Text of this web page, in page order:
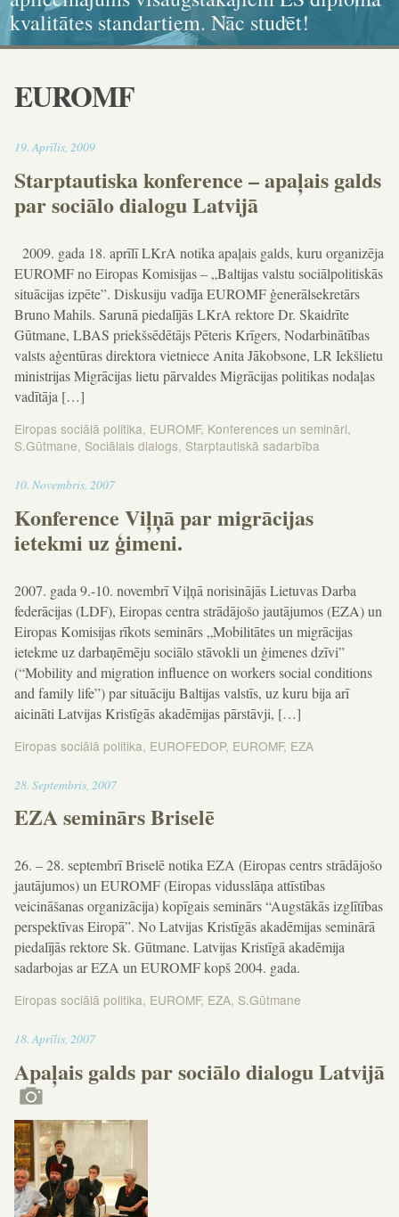
kvalitātes standartiem. Nāc studēt!
ikonogrāfija, grafika, kaligrāfija
dokumenta standartiem!
un karitatīvajā sociālajā darbā
EUROMF
19.Aprīlis, 200918:42
Starptautiska konference – apaļais galds
par sociālo dialogu Latvijā
2009. gada 18. aprīlī LKrA notika apaļais galds, kuru organizēja
EUROMF no Eiropas Komisijas – „Baltijas valstu sociālpolitiskās
situācijas izpēte”. Diskusiju vadīja EUROMF ģenerālsekretārs
Bruno Mahils. Sarunā piedalījās LKrA rektore Dr. Skaidrīte
Gūtmane, LBAS priekšsēdētājs Pēteris Krīgers, Nodarbinātības
valsts aģentūras direktora vietniece Anita Jākobsone, LR Iekšlietu
ministrijas Migrācijas lietu pārvaldes Migrācijas politikas nodaļas
vadītāja […]
Eiropas sociālā politika, EUROMF, Konferences un semināri,
S.Gūtmane, Sociālais dialogs, Starptautiskā sadarbība
10. Novembris, 200712:26
Konference Viļņā par migrācijas
ietekmi uz ģimeni.
2007. gada 9.-10. novembrī Viļņā norisinājās Lietuvas Darba
federācijas (LDF), Eiropas centra strādājošo jautājumos (EZA) un
Eiropas Komisijas rīkots seminārs „Mobilitātes un migrācijas
ietekme uz darbaņēmēju sociālo stāvokli un ģimenes dzīvi”
(“Mobility and migration influence on workers social conditions
and family life”) par situāciju Baltijas valstīs, uz kuru bija arī
aicināti Latvijas Kristīgās akadēmijas pārstāvji, […]
Eiropas sociālā politika, EUROFEDOP, EUROMF, EZA
28. Septembris, 200712:14
EZA seminārs Briselē
26. – 28. septembrī Briselē notika EZA (Eiropas centrs strādājošo
jautājumos) un EUROMF (Eiropas vidusslāņa attīstības
veicināšanas organizācija) kopīgais seminārs “Augstākās izglītības
perspektīvas Eiropā”. No Latvijas Kristīgās akadēmijas seminārā
piedalījās rektore Sk. Gūtmane. Latvijas Kristīgā akadēmija
sadarbojas ar EZA un EUROMF kopš 2004. gada.
Eiropas sociālā politika, EUROMF, EZA, S.Gūtmane
18.Aprīlis, 200711:45
Apaļais galds par sociālo dialogu Latvijā